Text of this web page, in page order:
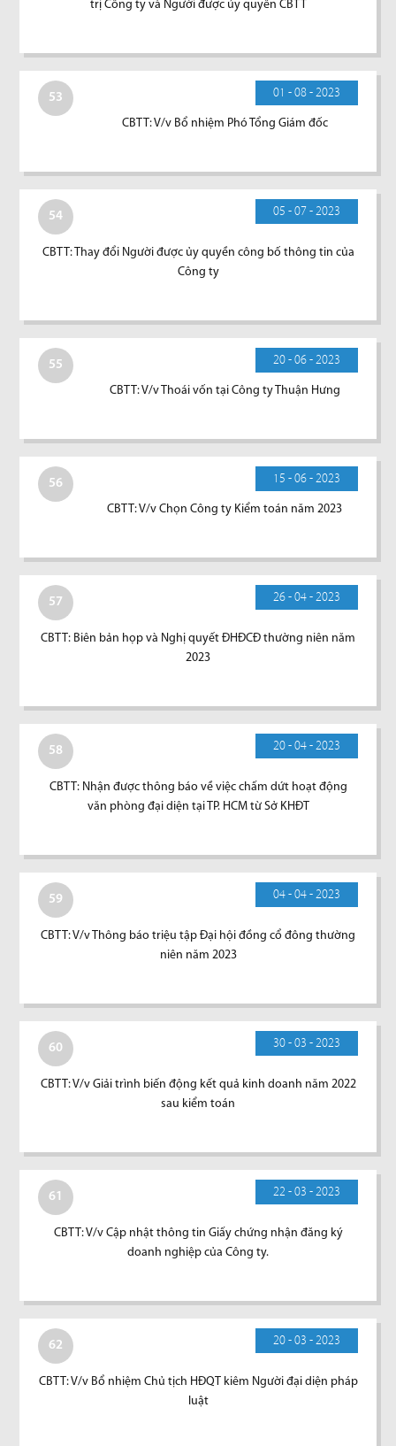
trị Công ty và Người được ủy quyền CBTT
53 01 - 08 - 2023
CBTT: V/v Bổ nhiệm Phó Tổng Giám đốc
54 05 - 07 - 2023
CBTT: Thay đổi Người được ủy quyền công bố thông tin của
Công ty
55 20 - 06 - 2023
CBTT: V/v Thoái vốn tại Công ty Thuận Hưng
56 15 - 06 - 2023
CBTT: V/v Chọn Công ty Kiểm toán năm 2023
57 26 - 04 - 2023
CBTT: Biên bản họp và Nghị quyết ĐHĐCĐ thường niên năm
2023
58 20 - 04 - 2023
CBTT: Nhận được thông báo về việc chấm dứt hoạt động
văn phòng đại diện tại TP. HCM từ Sở KHĐT
59 04 - 04 - 2023
CBTT: V/v Thông báo triệu tập Đại hội đồng cổ đông thường
niên năm 2023
60 30 - 03 - 2023
CBTT: V/v Giải trình biến động kết quả kinh doanh năm 2022
sau kiểm toán
61 22 - 03 - 2023
CBTT: V/v Cập nhật thông tin Giấy chứng nhận đăng ký
doanh nghiệp của Công ty.
62 20 - 03 - 2023
CBTT: V/v Bổ nhiệm Chủ tịch HĐQT kiêm Người đại diện pháp
luật